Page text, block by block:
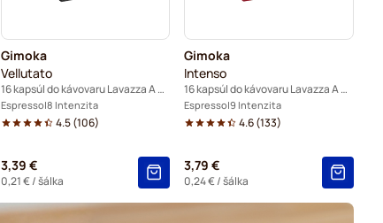
Gimoka
Vellutato
16 kapsúl do kávovaru Lavazza A Modo Mio
Espresso 8 Intenzita
4.5(106)
3,39 €
0,21 €/ šálka
Gimoka
Intenso
16 kapsúl do kávovaru Lavazza A Modo Mio
Espresso 9 Intenzita
4.6(133)
3,79 €
0,24 €/ šálka